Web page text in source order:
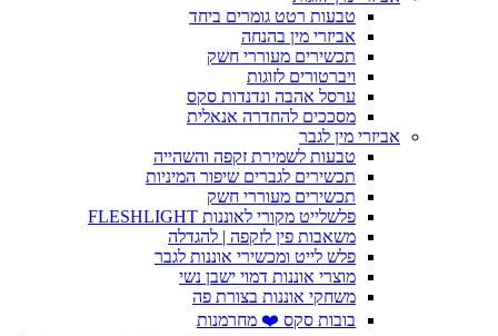
טבעות רטט גומרים ביחד
אביזרי מין בהנחה
תכשירים מעוררי חשק
ויברטורים לזוגות
ערסל אהבה ונדנדות סקס
מסככים להחדרה אנאלית
אביזרי מין לגבר
טבעות לשמירת זקפה והשהייה
תכשירים לגברים שיפור המיניות
תכשירים מעוררי חשק
פלשלייט מקורי לאוננות FLESHLIGHT
משאבות פין לזקפה | להגדלה
פלש לייט ומכשירי אוננות לגבר
מוצרי אוננות דמוי ישבן נשי
משחקי אוננות בצורת פה
בובות סקס ❤️ מחרמנות